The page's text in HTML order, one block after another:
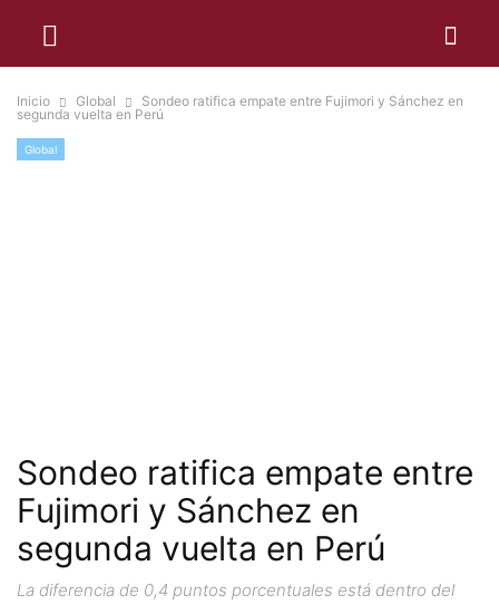
Inicio Global
Sondeo ratifica empate entre Fujimori y Sánchez en
segunda vuelta en Perú
Global
Sondeo ratifica empate entre
Fujimori y Sánchez en
segunda vuelta en Perú
La diferencia de 0,4 puntos porcentuales está dentro del